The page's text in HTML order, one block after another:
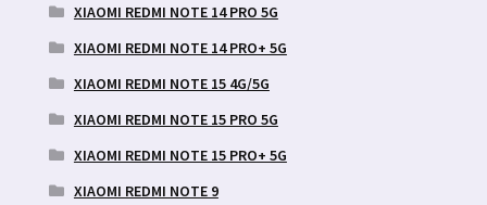
XIAOMI REDMI NOTE 14 PRO 5G
XIAOMI REDMI NOTE 14 PRO+ 5G
XIAOMI REDMI NOTE 15 4G/5G
XIAOMI REDMI NOTE 15 PRO 5G
XIAOMI REDMI NOTE 15 PRO+ 5G
XIAOMI REDMI NOTE 9